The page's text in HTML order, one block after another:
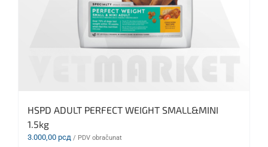
HSPD ADULT PERFECT WEIGHT SMALL&MINI
1.5kg
3.000,00 рсд / PDV obračunat